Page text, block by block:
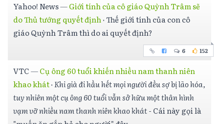
Yahoo! News—Giới tính của cô giáo Quỳnh Trâm sẽ
do Thủ tướng quyết định·Thế giới tính của con cô
giáo Quỳnh Trâm thì do ai quyết định?
6 152
VTC—Cụ ông 60 tuổi khiến nhiều nam thanh niên
khao khát·Khi già đi hầu hết mọi người đều sợ bị lão hóa,
tuy nhiên một cụ ông 60 tuổi vẫn sở hữu một thân hình
vạm vỡ nhiều nam thanh niên khao khát- Cái này gọi là